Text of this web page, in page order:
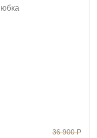
36 900 Р